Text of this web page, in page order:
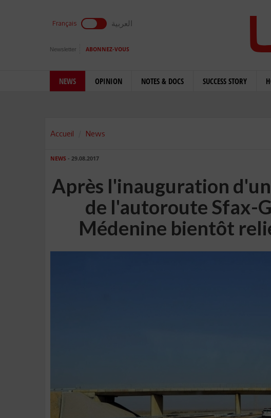
Français العربية
Newsletter ABONNEZ-VOUS
NEWS OPINION NOTES & DOCS SUCCESS STORY
Accueil News
NEWS - 29.08.2017
Après l'inauguration
de l'autoroute Sfax-
Médenine bientôt